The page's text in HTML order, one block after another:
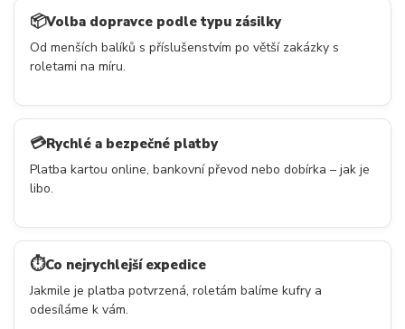
📦Volba dopravce podle typu zásilky
Od menších balíků s příslušenstvím po větší zakázky s
roletami na míru.
💳Rychlé a bezpečné platby
Platba kartou online, bankovní převod nebo dobírka – jak je
libo.
⏱️Co nejrychlejší expedice
Jakmile je platba potvrzená, roletám balíme kufry a
odesíláme k vám.